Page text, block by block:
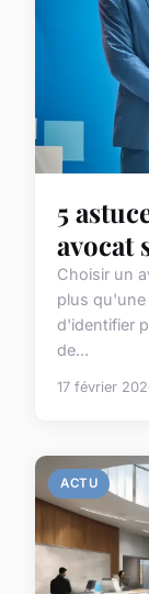
5
avocat
Choisir un
plus qu'une
d'identifier
de...
17 février
ACTU